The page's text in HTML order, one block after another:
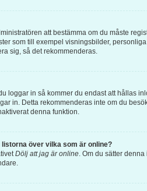
att bestämma om du måste
som till exempel visningsbilder,
sig, så det rekommenderas.
loggar in så kommer du endast att hållas
in. Detta rekommenderas inte om du
denna funktion.
över vilka som är online?
Dölj att jag är online. Om du sätter denna